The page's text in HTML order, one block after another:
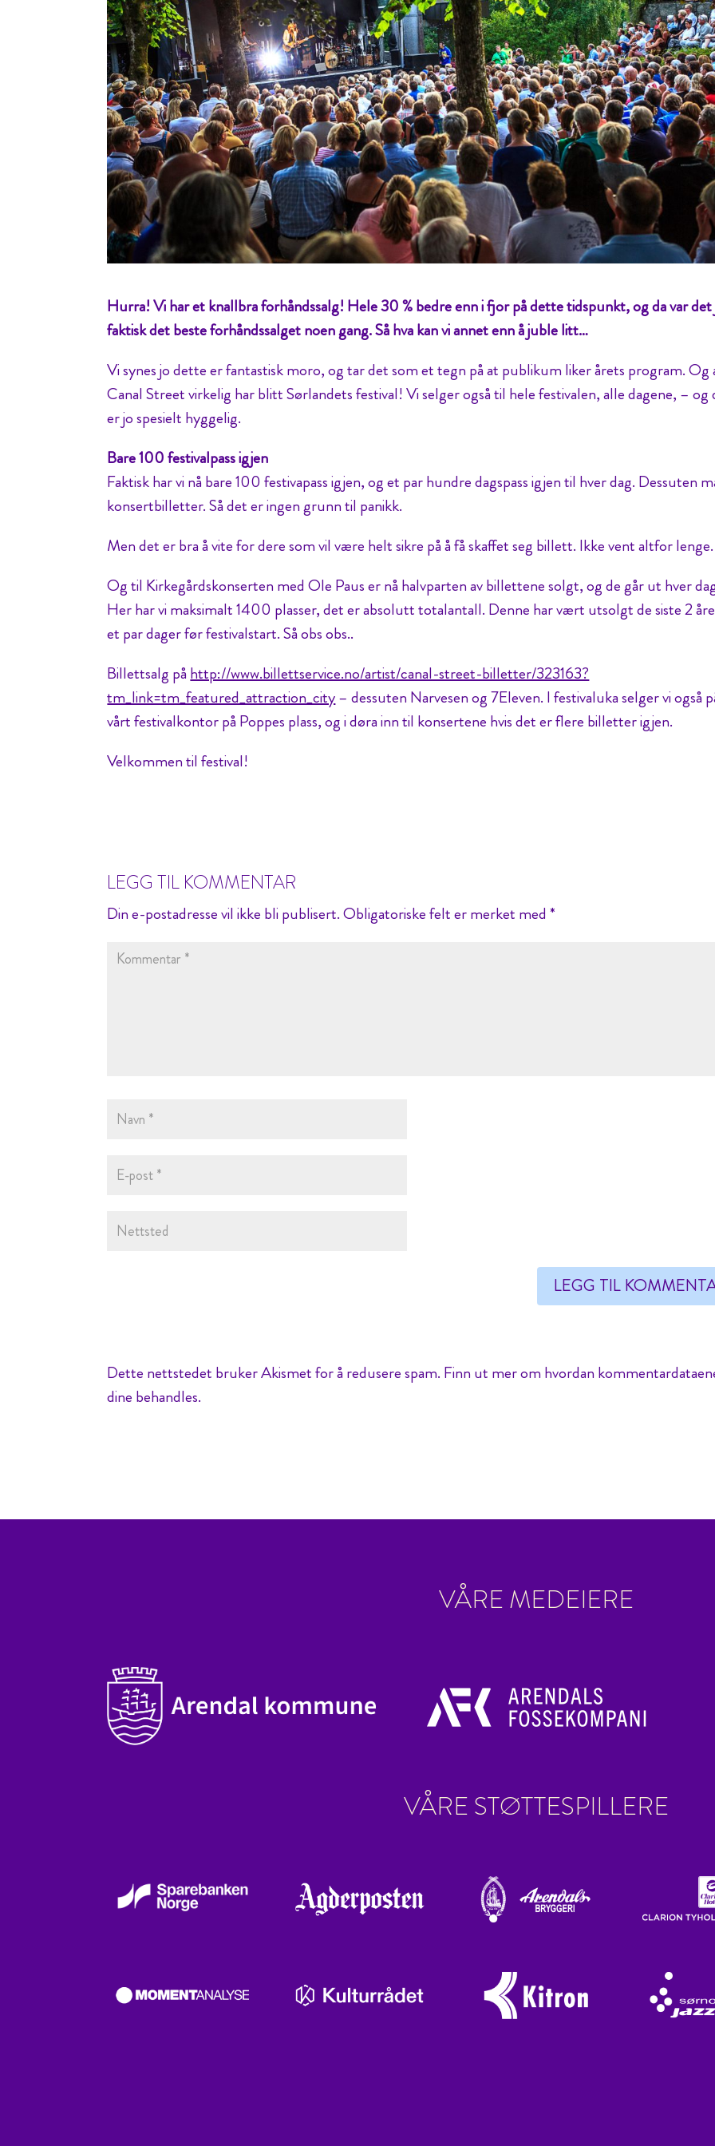
Hurra! Vi har et knallbra forhåndssalg! Hele 30 % bedre enn i fjor på dette tidspunkt, og da var
faktisk det beste forhåndssalget noen gang. Så hva kan vi annet enn å juble litt…
Vi synes jo dette er fantastisk moro, og tar det som et tegn på at publikum liker årets program. Og
Canal Street virkelig har blitt Sørlandets festival! Vi selger også til hele festivalen, alle dagene, – og
er jo spesielt hyggelig.
Bare 100 festivalpass igjen
Faktisk har vi nå bare 100 festivapass igjen, og et par hundre dagspass igjen til hver dag. Dessuten
konsertbilletter. Så det er ingen grunn til panikk.
Men det er bra å vite for dere som vil være helt sikre på å få skaffet seg billett. Ikke vent altfor lenge.
Og til Kirkegårdskonserten med Ole Paus er nå halvparten av billettene solgt, og de går ut hver
Her har vi maksimalt 1400 plasser, det er absolutt totalantall. Denne har vært utsolgt de siste 2
et par dager før festivalstart. Så obs obs..
Billettsalg påhttp://www.billettservice.no/artist/canal-street-billetter/323163?
tm_link=tm_featured_attraction_city– dessuten Narvesen og 7Eleven. I festivaluka selger vi også
vårt festivalkontor på Poppes plass, og i døra inn til konsertene hvis det er flere billetter igjen.
Velkommen til festival!
LEGG TIL KOMMENTAR
Din e-postadresse vil ikke bli publisert.Obligatoriske felt er merket med*
Dette nettstedet bruker Akismet for å redusere spam. Finn ut mer om hvordan
dine behandles.
VÅRE MEDEIERE
VÅRE STØTTESPILLERE